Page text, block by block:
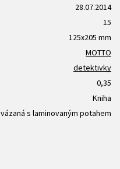
28.07.2014
15
125x205 mm
MOTTO
detektivky
0,35
Kniha
vázaná s laminovaným potahem